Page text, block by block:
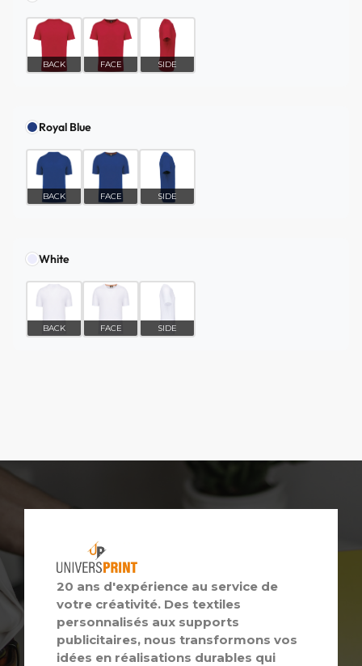
BACK FACE SIDE
Royal Blue
BACK FACE SIDE
White
BACK FACE SIDE
20 ans d'expérience au service de
votre créativité. Des textiles
personnalisés aux supports
publicitaires, nous transformons vos
idées en réalisations durables qui